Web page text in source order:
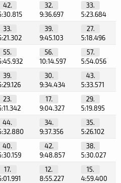
42.
32.
9:36.697
33.
5:23.684
33.
39.
9:45.103
27.
5:18.496
55.
56.
10:14.597
57.
5:54.056
39.
30.
9:34.434
43.
5:33.571
23.
17.
9:04.327
29.
5:19.895
44.
34.
9:37.356
35.
5:26.102
40.
42.
9:48.857
38.
5:30.027
17.
12.
8:55.227
15.
4:59.400